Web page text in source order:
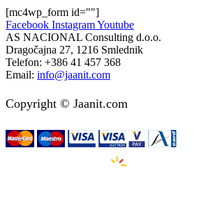
[mc4wp_form id=""]
Facebook InstagramYoutube
AS NACIONAL Consulting d.o.o.
Dragočajna 27, 1216 Smlednik
Telefon: +386 41 457 368
Email: info@jaanit.com
Copyright © Jaanit.com